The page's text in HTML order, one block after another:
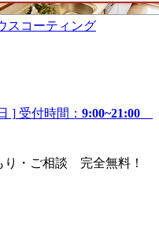
] 受付時間： 9:00~21:00
り・ご相談 完全無料！